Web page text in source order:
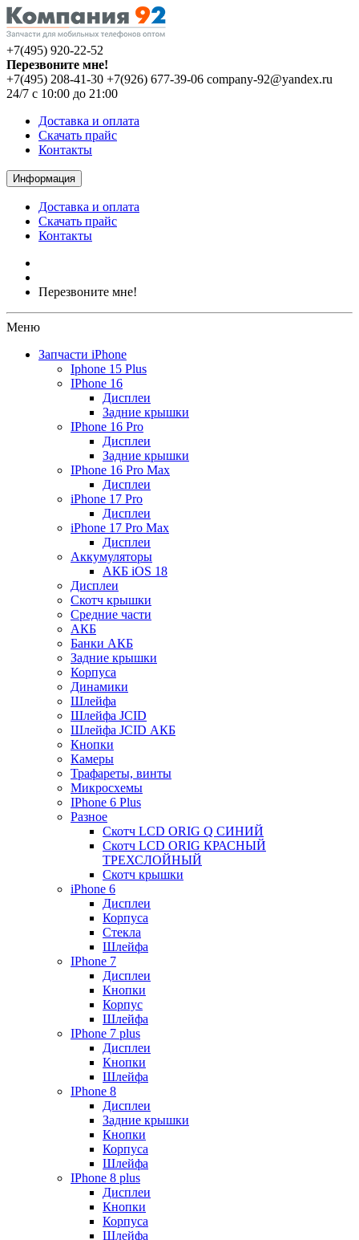
+7(495) 920-22-52
Перезвоните мне!
+7(495) 208-41-30 +7(926) 677-39-06 company-92@yandex.ru
24/7 с 10:00 до 21:00
Доставка и оплата
Скачать прайс
Контакты
Информация
Доставка и оплата
Скачать прайс
Контакты
Перезвоните мне!
Меню
Запчасти iPhone
Iphone 15 Plus
IPhone 16
Дисплеи
Задние крышки
IPhone 16 Pro
Дисплеи
Задние крышки
IPhone 16 Pro Max
Дисплеи
iPhone 17 Pro
Дисплеи
iPhone 17 Pro Max
Дисплеи
Аккумуляторы
АКБ iOS 18
Дисплеи
Скотч крышки
Средние части
АКБ
Банки АКБ
Задние крышки
Корпуса
Динамики
Шлейфа
Шлейфа JCID
Шлейфа JCID АКБ
Кнопки
Камеры
Трафареты, винты
Микросхемы
IPhone 6 Plus
Разное
Скотч LCD ORIG Q СИНИЙ
Скотч LCD ORIG КРАСНЫЙ
ТРЕХСЛОЙНЫЙ
Скотч крышки
iPhone 6
Дисплеи
Корпуса
Стекла
Шлейфа
IPhone 7
Дисплеи
Кнопки
Корпус
Шлейфа
IPhone 7 plus
Дисплеи
Кнопки
Шлейфа
IPhone 8
Дисплеи
Задние крышки
Кнопки
Корпуса
Шлейфа
IPhone 8 plus
Дисплеи
Кнопки
Корпуса
Шлейфа